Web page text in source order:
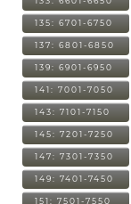
135: 6701-6750
137: 6801-6850
139: 6901-6950
141: 7001-7050
143: 7101-7150
145: 7201-7250
147: 7301-7350
149: 7401-7450
151: 7501-7550